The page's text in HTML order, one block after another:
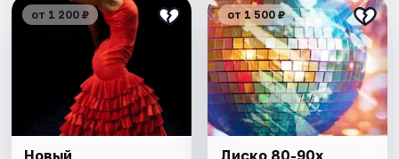
от 1 200 ₽ от 1 500 ₽